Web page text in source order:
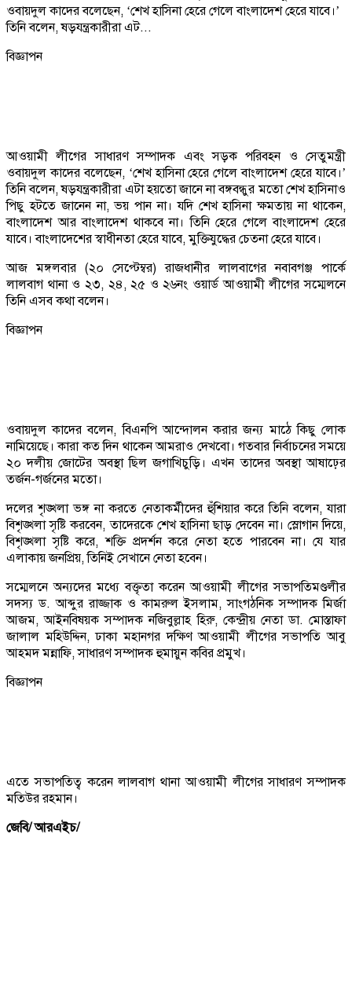
ওবায়দুল কাদের বলেছেন, ‘শেখ হাসিনা হেরে গেলে বাংলাদেশ হেরে যাবে।’
তিনি বলেন, ষড়যন্ত্রকারীরা এট...
বিজ্ঞাপন
আওয়ামী লীগের সাধারণ সম্পাদক এবং সড়ক পরিবহন ও সেতুমন্ত্রী
ওবায়দুল কাদের বলেছেন, ‘শেখ হাসিনা হেরে গেলে বাংলাদেশ হেরে যাবে।’
তিনি বলেন, ষড়যন্ত্রকারীরা এটা হয়তো জানে না বঙ্গবন্ধুর মতো শেখ হাসিনাও
পিছু হটতে জানেন না, ভয় পান না। যদি শেখ হাসিনা ক্ষমতায় না থাকেন,
বাংলাদেশ আর বাংলাদেশ থাকবে না। তিনি হেরে গেলে বাংলাদেশ হেরে
যাবে। বাংলাদেশের স্বাধীনতা হেরে যাবে, মুক্তিযুদ্ধের চেতনা হেরে যাবে।
আজ মঙ্গলবার (২০ সেপ্টেম্বর) রাজধানীর লালবাগের নবাবগঞ্জ পার্কে
লালবাগ থানা ও ২৩, ২৪, ২৫ ও ২৬নং ওয়ার্ড আওয়ামী লীগের সম্মেলনে
তিনি এসব কথা বলেন।
বিজ্ঞাপন
ওবায়দুল কাদের বলেন, বিএনপি আন্দোলন করার জন্য মাঠে কিছু লোক
নামিয়েছে। কারা কত দিন থাকেন আমরাও দেখবো। গতবার নির্বাচনের সময়ে
২০ দলীয় জোটের অবস্থা ছিল জগাখিচুড়ি। এখন তাদের অবস্থা আষাঢ়ের
তর্জন-গর্জনের মতো।
দলের শৃঙ্খলা ভঙ্গ না করতে নেতাকর্মীদের হুঁশিয়ার করে তিনি বলেন, যারা
বিশৃঙ্খলা সৃষ্টি করবেন, তাদেরকে শেখ হাসিনা ছাড় দেবেন না। স্লোগান দিয়ে,
বিশৃঙ্খলা সৃষ্টি করে, শক্তি প্রদর্শন করে নেতা হতে পারবেন না। যে যার
এলাকায় জনপ্রিয়, তিনিই সেখানে নেতা হবেন।
সম্মেলনে অন্যদের মধ্যে বক্তৃতা করেন আওয়ামী লীগের সভাপতিমণ্ডলীর
সদস্য ড. আব্দুর রাজ্জাক ও কামরুল ইসলাম, সাংগঠনিক সম্পাদক মির্জা
আজম, আইনবিষয়ক সম্পাদক নজিবুল্লাহ হিরু, কেন্দ্রীয় নেতা ডা. মোস্তাফা
জালাল মহিউদ্দিন, ঢাকা মহানগর দক্ষিণ আওয়ামী লীগের সভাপতি আবু
আহমদ মন্নাফি, সাধারণ সম্পাদক হুমায়ুন কবির প্রমুখ।
বিজ্ঞাপন
এতে সভাপতিত্ব করেন লালবাগ থানা আওয়ামী লীগের সাধারণ সম্পাদক
মতিউর রহমান।
জেবি/ আরএইচ/